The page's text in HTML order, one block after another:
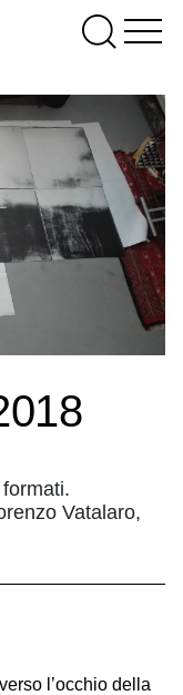
Vatalaro,
l’occhio della